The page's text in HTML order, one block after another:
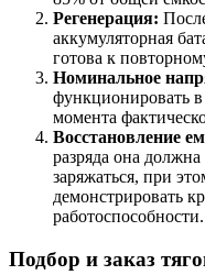
Регенерация:
аккумуляторная
готова к
Номинальное
функционировать
момента
Восстановление
разряда она
заряжаться, при
демонстрировать
работоспособности.
Подбор и заказ